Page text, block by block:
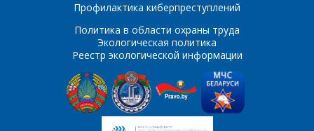
Профилактика киберпреступлений
Политика в области охраны труда
Экологическая политика
Реестр экологической информации
Интересующий товар/
услуга, их количество
Комментарий*
Я согласен на
обработку
персональных данных*